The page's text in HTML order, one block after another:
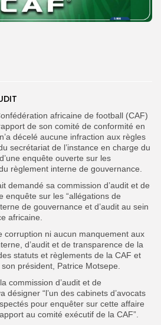
africaine de football (CAF)
de son comité de conformité en
décelé aucune infraction aux règles
secrétariat de l’instance en charge du
enquête ouverte sur les
règlement interne de gouvernance.
demandé sa commission d’audit et de
enquête sur les “allégations de
de gouvernance et d’audit au sein
africaine.
corruption ni aucun manquement aux
d’audit et de transparence de la
statuts et règlements de la CAF et
président, Patrice Motsepe.
commission d’audit et de
désigner “l’un des cabinets d’avocats
pour enquêter sur cette affaire
au comité exécutif de la CAF”.